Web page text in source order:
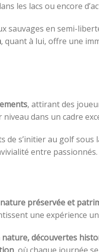
les lacs ou encore
sauvages en semi-
, quant à lui, offre une
, attirant des
dans un cadre
s’initier au golf sous
entre passionnés.
préservée et
une expérience
nature, découvertes